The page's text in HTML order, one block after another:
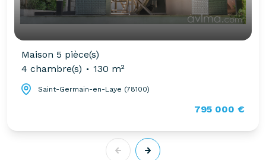
Maison 5 pièce(s)
4 chambre(s)
130 m²
Saint-Germain-en-Laye (78100)
795 000 €